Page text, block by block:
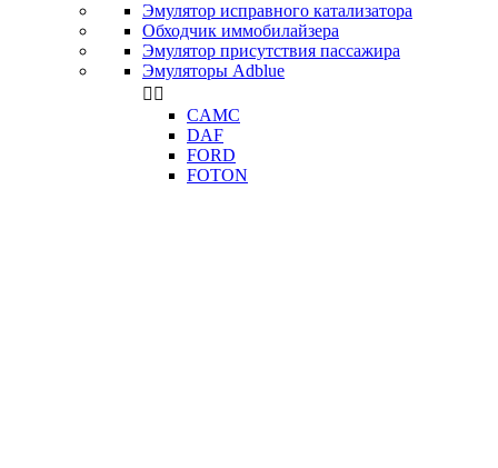
Эмулятор исправного катализатора
Обходчик иммобилайзера
Эмулятор присутствия пассажира
Эмуляторы Adblue
 
CAMC
DAF
FORD
FOTON